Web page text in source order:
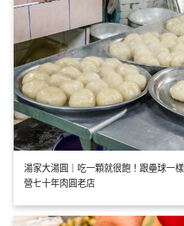
湯家大湯圓｜吃一顆就很飽！跟壘球一
營七十年肉圓老店